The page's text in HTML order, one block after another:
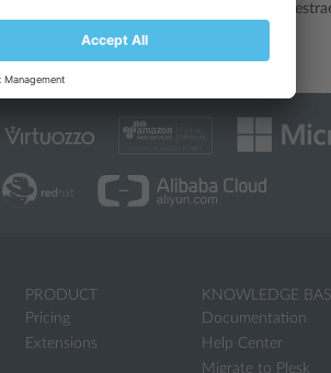
a questo archivio remoto, quindi Plesk le
PRODUCT
Pricing
Extensions
KNOWLEDGE
Documentation
Help Center
Migrate to Plesk